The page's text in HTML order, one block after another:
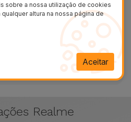
clientes
e avaliações no Trustpilot
Realme
sobre a nossa utilização de cookies
altura na nossa página de
Aceitar